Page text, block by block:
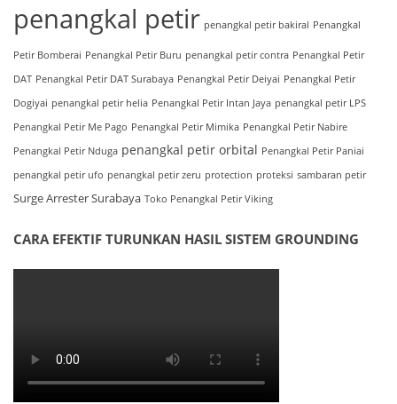
penangkal petir penangkal petir bakiral Penangkal
Petir Bomberai Penangkal Petir Buru penangkal petir contra Penangkal Petir
DAT Penangkal Petir DAT Surabaya Penangkal Petir Deiyai Penangkal Petir
Dogiyai penangkal petir helia Penangkal Petir Intan Jaya penangkal petir LPS
Penangkal Petir Me Pago Penangkal Petir Mimika Penangkal Petir Nabire
Penangkal Petir Nduga penangkal petir orbital Penangkal Petir Paniai
penangkal petir ufo penangkal petir zeru protection proteksi sambaran petir
Surge Arrester Surabaya Toko Penangkal Petir Viking
CARA EFEKTIF TURUNKAN HASIL SISTEM GROUNDING